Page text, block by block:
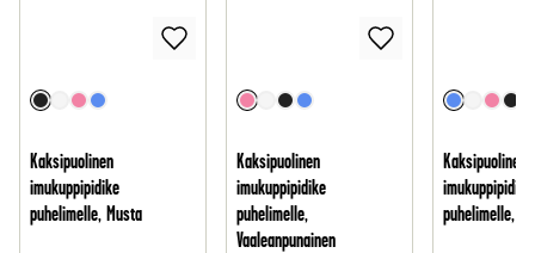
Kaksipuolinen
imukuppipidike
puhelimelle, Musta
Kaksipuolinen
imukuppipidike
puhelimelle,
Vaaleanpunainen
Kaksipuolinen
imukuppipidike
puhelimelle,